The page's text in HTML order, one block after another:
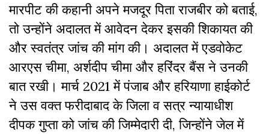
मारपीट की कहानी अपने मजदूर पिता राजबीर को बताई,
तो उन्होंने अदालत में आवेदन देकर इसकी शिकायत की
और स्वतंत्र जांच की मांग की। अदालत में एडवोकेट
आरएस चीमा, अर्शदीप चीमा और हरिंदर बैंस ने उनकी
बात रखी। मार्च 2021 में पंजाब और हरियाणा हाईकोर्ट
ने उस वक्त फरीदाबाद के जिला व सत्र न्यायाधीश
दीपक गुप्ता को जांच की जिम्मेदारी दी, जिन्होंने जेल में